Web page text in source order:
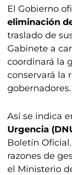
El Gobierno
eliminación
traslado de
Gabinete a
coordinará la
conservará la
gobernadores.
Así se indica
Urgencia
Boletín
razones de
el Ministerio